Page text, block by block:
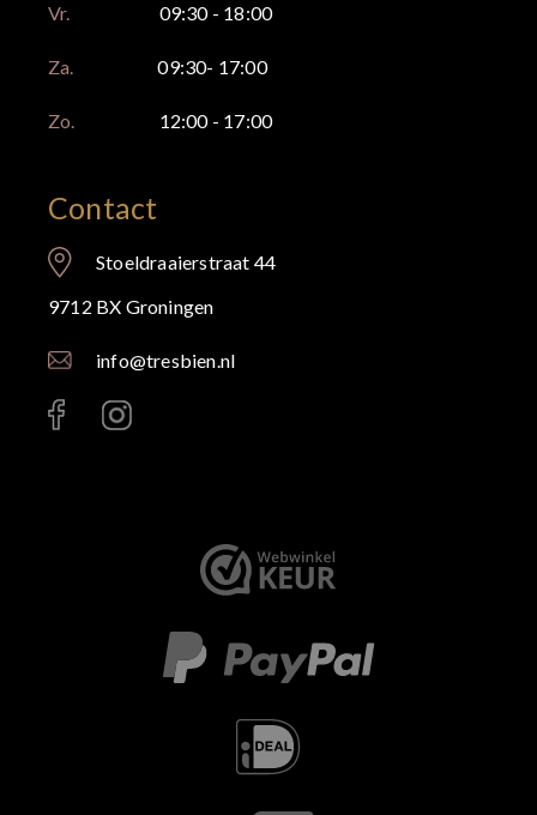
Vr. 09:30 - 18:00
Za. 09:30- 17:00
Zo. 12:00 - 17:00
Contact
Stoeldraaierstraat 44
9712 BX Groningen
info@tresbien.nl